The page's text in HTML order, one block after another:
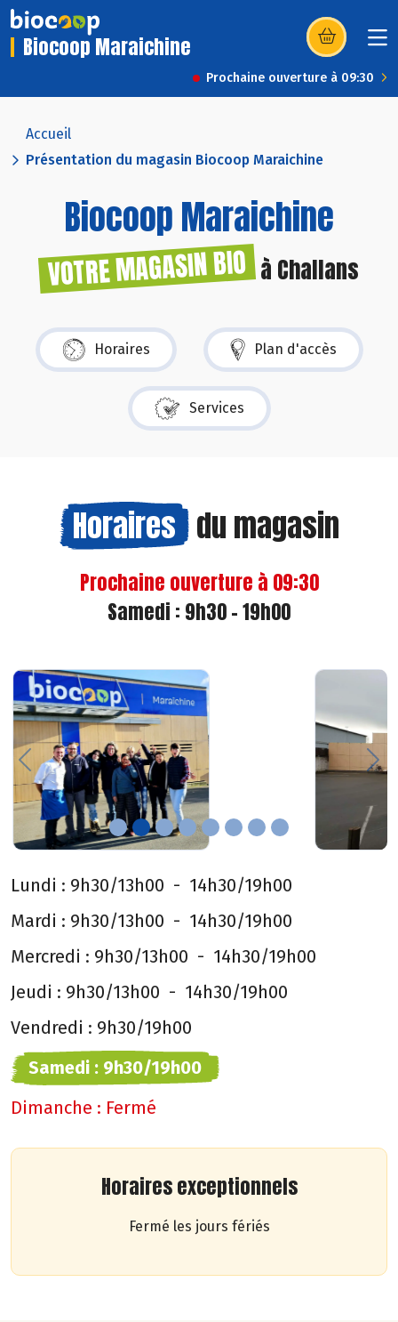
Biocoop Maraichine (s’ouvre dans
Prochaine ouverture à 09:30
Accueil
Présentation du magasin Biocoop Maraichine
Biocoop Maraichine
VOTRE MAGASIN BIO à Challans
Horaires Plan d'accès
Services
Horaires du magasin
Prochaine ouverture à 09:30
Samedi : 9h30 - 19h00
Previous
Lundi : 9h30/13h00 - 14h30/19h00
Mardi : 9h30/13h00 - 14h30/19h00
Mercredi : 9h30/13h00 - 14h30/19h00
Jeudi : 9h30/13h00 - 14h30/19h00
Vendredi : 9h30/19h00
Samedi : 9h30/19h00
Dimanche : Fermé
Horaires exceptionnels
Fermé les jours fériés